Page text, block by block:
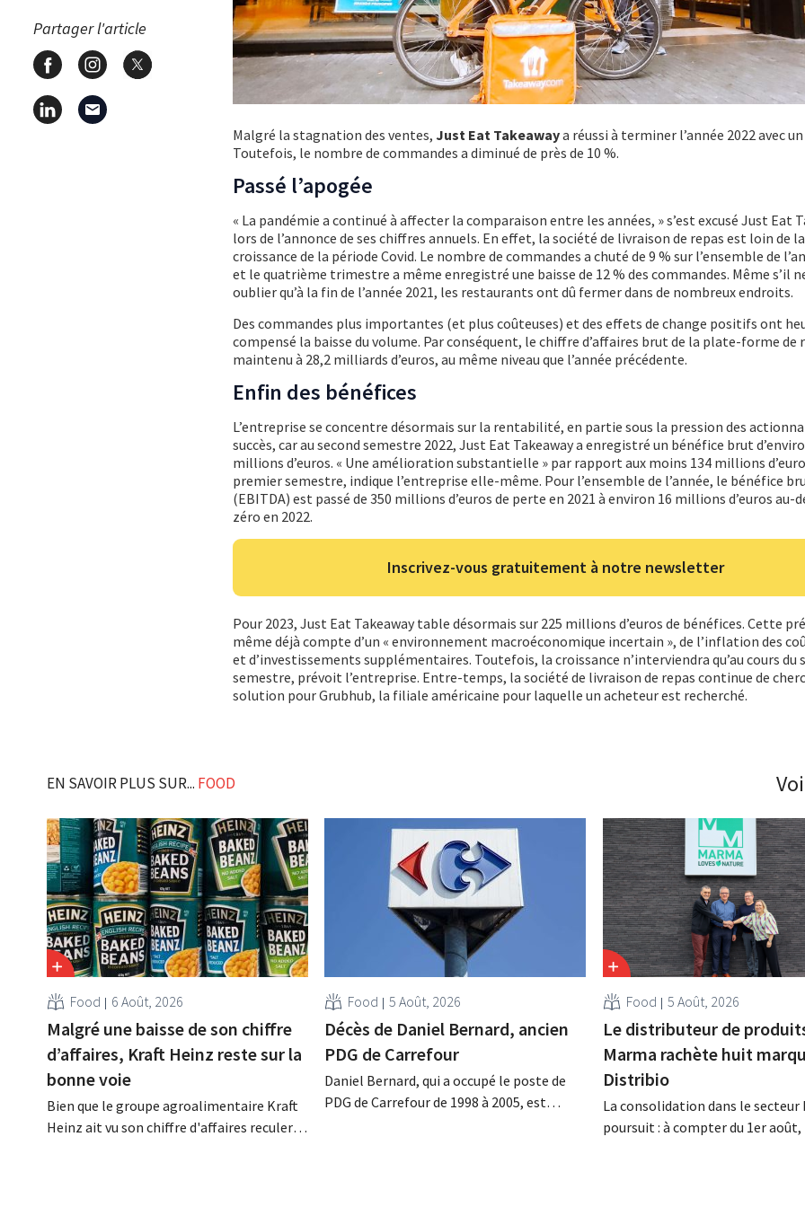
Partager l'article
Malgré la stagnation des ventes, Just Eat Takeawaya réussi à terminer l’année 2022 avec
Toutefois, le nombre de commandes a diminué de près de 10 %.
Passé l’apogée
« La pandémie a continué à affecter la comparaison entre les années, » s’est excusé Just Eat
lors de l’annonce de ses chiffres annuels. En effet, la société de livraison de repas est loin de
croissance de la période Covid. Le nombre de commandes a chuté de 9 % sur l’ensemble de
et le quatrième trimestre a même enregistré une baisse de 12 % des commandes. Même s’il
oublier qu’à la fin de l’année 2021, les restaurants ont dû fermer dans de nombreux endroits.
Des commandes plus importantes (et plus coûteuses) et des effets de change positifs ont
compensé la baisse du volume. Par conséquent, le chiffre d’affaires brut de la plate-forme de
maintenu à 28,2 milliards d’euros, au même niveau que l’année précédente.
Enfin des bénéfices
L’entreprise se concentre désormais sur la rentabilité, en partie sous la pression des
succès, car au second semestre 2022, Just Eat Takeaway a enregistré un bénéfice brut
millions d’euros. « Une amélioration substantielle » par rapport aux moins 134 millions
premier semestre, indique l’entreprise elle-même. Pour l’ensemble de l’année, le bénéfice
(EBITDA) est passé de 350 millions d’euros de perte en 2021 à environ 16 millions d’euros au-
zéro en 2022.
Inscrivez-vous gratuitement à notre newsletter
Pour 2023, Just Eat Takeaway table désormais sur 225 millions d’euros de bénéfices. Cette
même déjà compte d’un « environnement macroéconomique incertain », de l’inflation des
et d’investissements supplémentaires. Toutefois, la croissance n’interviendra qu’au cours du
semestre, prévoit l’entreprise. Entre-temps, la société de livraison de repas continue de
solution pour Grubhub, la filiale américaine pour laquelle un acheteur est recherché.
EN SAVOIR PLUS SUR... FOOD
Food 6 Août, 2026
Malgré une baisse de son chiffre
d’affaires, Kraft Heinz reste sur la
bonne voie
Bien que le groupe agroalimentaire Kraft
Heinz ait vu son chiffre d'affaires reculer
Food 5 Août, 2026
Décès de Daniel Bernard, ancien
PDG de Carrefour
Daniel Bernard, qui a occupé le poste de
PDG de Carrefour de 1998 à 2005, est
Food 5 Août, 2026
Le distributeur de
Marma rachète huit
Distribio
La consolidation dans le secteur
poursuit : à compter du 1er août,